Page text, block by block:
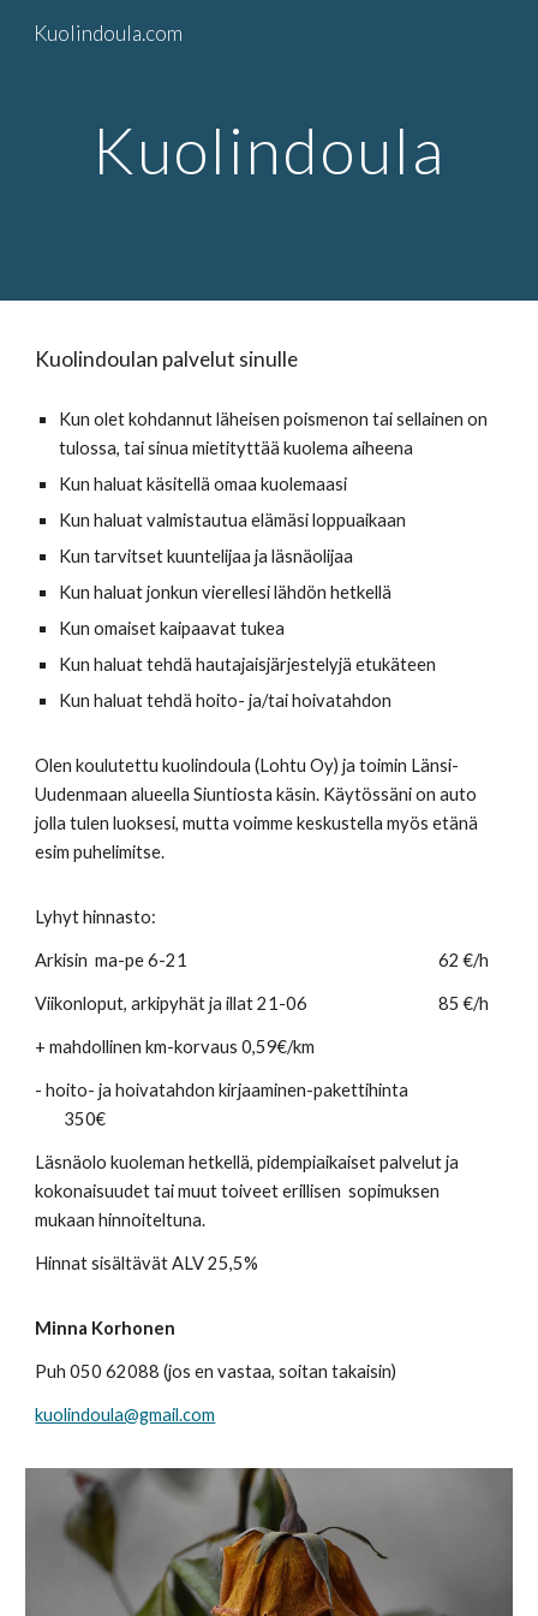
Skip to main content
Kuolindoula.com
Kuolindoula
Kuolindoulan palvelut sinulle
Kun olet kohdannut läheisen poismenon tai sellainen on
tulossa, tai sinua mietityttää kuolema aiheena
Kun haluat käsitellä omaa kuolemaasi
Kun haluat valmistautua elämäsi loppuaikaan
Kun tarvitset kuuntelijaa ja läsnäolijaa
Kun haluat jonkun vierellesi lähdön hetkellä
Kun omaiset kaipaavat tukea
Kun haluat tehdä hautajaisjärjestelyjä etukäteen
Kun haluat tehdä hoito- ja/tai hoivatahdon
Olen koulutettu kuolindoula (Lohtu Oy) ja toimin Länsi-
Uudenmaan alueella Siuntiosta käsin. Käytössäni on auto
jolla tulen luoksesi, mutta voimme keskustella myös etänä
esim puhelimitse.
Lyhyt hinnasto:
Arkisin ma-pe 6-21 62 €/h
Viikonloput, arkipyhät ja illat 21-06 85 €/h
+ mahdollinen km-korvaus 0,59€/km
- hoito- ja hoivatahdon kirjaaminen-pakettihinta
350€
Läsnäolo kuoleman hetkellä,pidempiaikaiset palvelut ja
kokonaisuudet tai muut toiveet erillisen sopimuksen
mukaan hinnoiteltuna.
Hinnat sisältävät ALV 25,5%
Minna Korhonen
Puh 050 62088 (jos en vastaa, soitan takaisin)
kuolindoula@gmail.com